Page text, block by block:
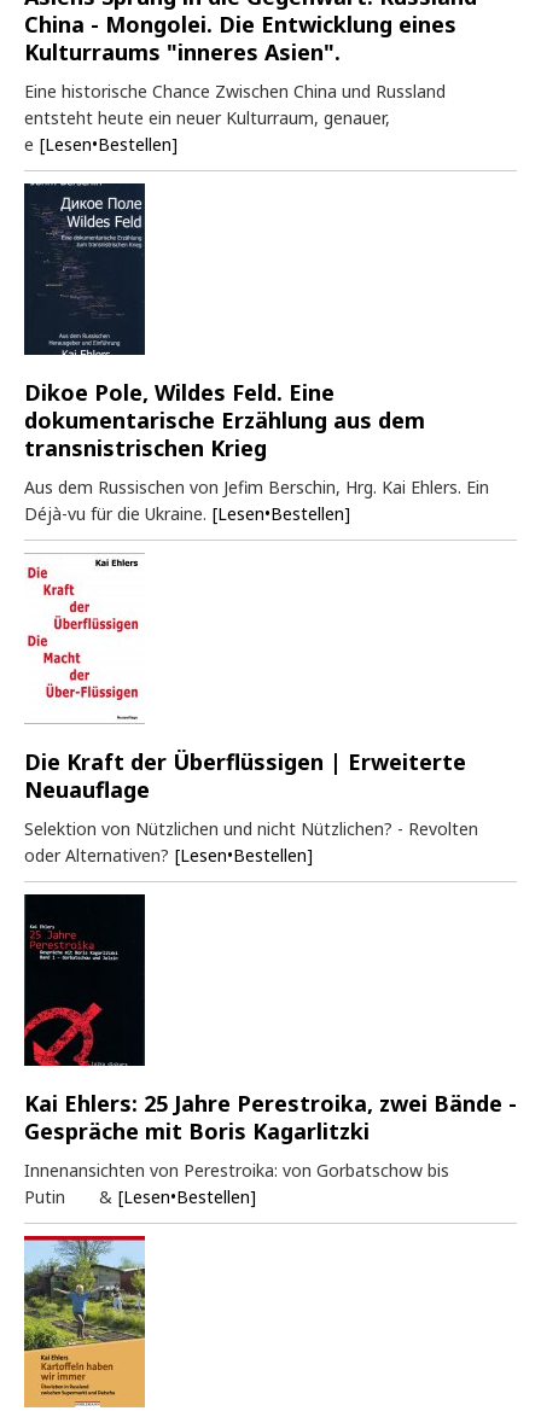
China - Mongolei. Die Entwicklung eines
Kulturraums "inneres Asien".
Eine historische Chance Zwischen China und Russland
entsteht heute ein neuer Kulturraum, genauer,
e [Lesen•Bestellen]
Dikoe Pole, Wildes Feld. Eine
dokumentarische Erzählung aus dem
transnistrischen Krieg
Aus dem Russischen von Jefim Berschin, Hrg. Kai Ehlers. Ein
Déjà-vu für die Ukraine. [Lesen•Bestellen]
Die Kraft der Überflüssigen | Erweiterte
Neuauflage
Selektion von Nützlichen und nicht Nützlichen? - Revolten
oder Alternativen? [Lesen•Bestellen]
Kai Ehlers: 25 Jahre Perestroika, zwei Bände -
Gespräche mit Boris Kagarlitzki
Innenansichten von Perestroika: von Gorbatschow bis
Putin & [Lesen•Bestellen]